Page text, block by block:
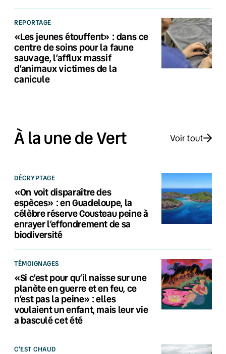
REPORTAGE
«Les jeunes étouffent» : dans ce
centre de soins pour la faune
sauvage, l’afflux massif
d’animaux victimes de la
canicule
À la une de Vert Voir tout
DÉCRYPTAGE
«On voit disparaître des
espèces» : en Guadeloupe, la
célèbre réserve Cousteau peine à
enrayer l’effondrement de sa
biodiversité
TÉMOIGNAGES
«Si c’est pour qu’il naisse sur une
planète en guerre et en feu, ce
n’est pas la peine» : elles
voulaient un enfant, mais leur vie
a basculé cet été
C'EST CHAUD